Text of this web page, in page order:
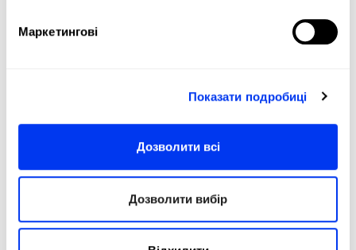
Маркетингові
Показати подробиці
Дозволити всі
Дозволити вибір
Shape: Round
315-330 Gr (Light Weight)
38 Mm
Rubber: Eva Soft Performance
Fiberglass
Durability : Smart Holes Lineal